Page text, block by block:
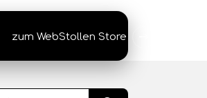
zum WebStollen Store